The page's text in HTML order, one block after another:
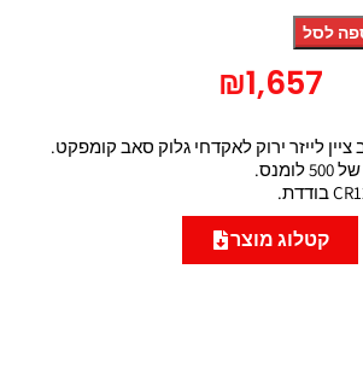
לסל
₪1,657
לייזר ירוק לאקדחי גלוק סאב קומפקט.
קטלוג מוצר